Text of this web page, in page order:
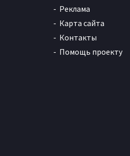
Реклама
Карта сайта
Контакты
Помощь проекту